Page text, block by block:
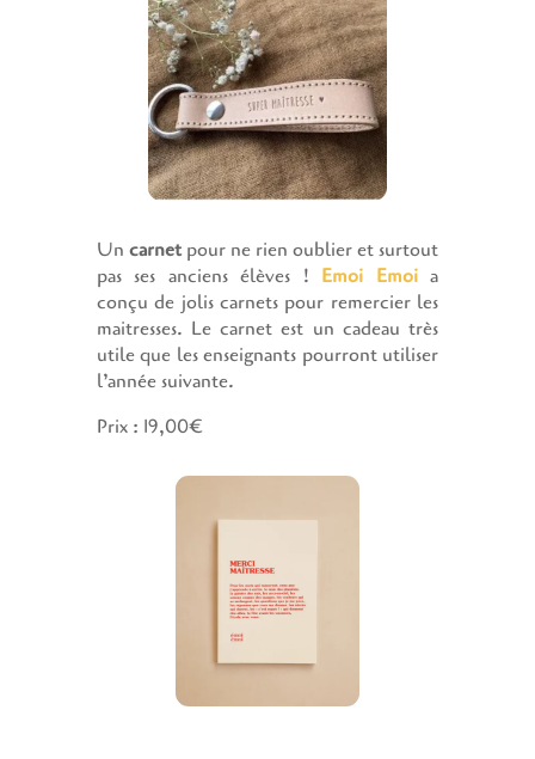
Un carnetpour ne rien oublier et surtout
pas ses anciens élèves ! Emoi Emoia
conçu de jolis carnets pour remercier les
maitresses. Le carnet est un cadeau très
utile que les enseignants pourront utiliser
l’année suivante.
Prix : 19,00€